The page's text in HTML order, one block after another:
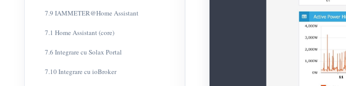
7.9 IAMMETER@Home Assistant
7.1 Home Assistant (core)
7.6 Integrare cu Solax Portal
7.10 Integrare cu ioBroker